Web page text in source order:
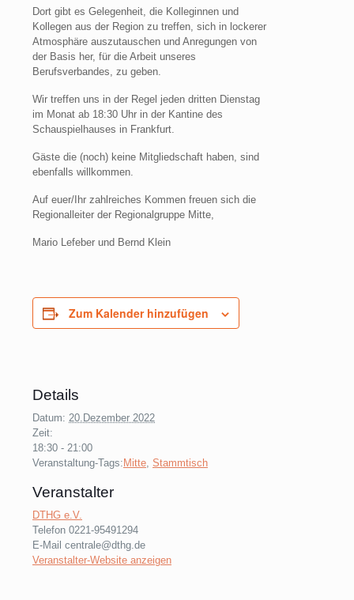
Dort gibt es Gelegenheit, die Kolleginnen und
Kollegen aus der Region zu treffen, sich in lockerer
Atmosphäre auszutauschen und Anregungen von
der Basis her, für die Arbeit unseres
Berufsverbandes, zu geben.
Wir treffen uns in der Regel jeden dritten Dienstag
im Monat ab 18:30 Uhr in der Kantine des
Schauspielhauses in Frankfurt.
Gäste die (noch) keine Mitgliedschaft haben, sind
ebenfalls willkommen.
Auf euer/Ihr zahlreiches Kommen freuen sich die
Regionalleiter der Regionalgruppe Mitte,
Mario Lefeber und Bernd Klein
Zum Kalender hinzufügen
Details
Datum: 20.Dezember 2022
Zeit:
18:30 - 21:00
Veranstaltung-Tags: Mitte Stammtisch
Veranstalter
DTHG e.V.
Telefon 0221-95491294
E-Mail centrale@dthg.de
Veranstalter-Website anzeigen